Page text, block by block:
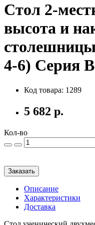
Стол 2-
высота и
4-6) Серия В
Код товара: 1289
5 682 р.
Кол-во
Заказать
Описание
Характеристики
Доставка